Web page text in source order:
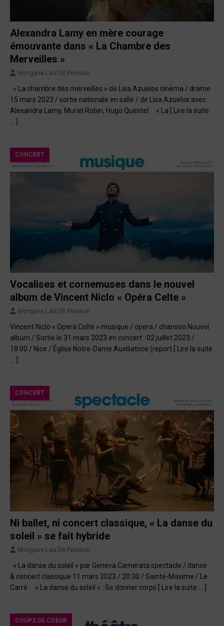
Alexandra Lamy en mère courage
émouvante dans « La Chambre des
Merveilles »
Morgane Las Dit Peisson
« La chambre des merveilles » de Lisa Azuelos cinéma / drame
15 mars 2023 / sortie nationale en salle / de Lisa Azuelos avec
Alexandra Lamy, Muriel Robin, Hugo Questel « La
[ Lire la suite
… ]
CONCERT
Vocalises et cornemuses dans le nouvel
album de Vincent Niclo « Opéra Celte »
Morgane Las Dit Peisson
Vincent Niclo « Opera Celte » musique / opera / chanson Nouvel
album / Sortie le 31 mars 2023 en concert : 02 juillet 2023 /
18:00 / Nice / Église Notre-Dame Auxiliatrice (report
[ Lire la suite
… ]
CONCERT
Ni ballet, ni concert classique, « La danse du
soleil » se fait hybride
Morgane Las Dit Peisson
« La danse du soleil » par Geneva Camerata spectacle / danse
& concert classique 11 mars 2023 / 20:30 / Sainte-Maxime / Le
Carré « La danse du soleil » : Se donner corps
[ Lire la suite … ]
COUPS DE COEUR